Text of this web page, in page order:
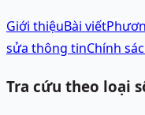
Giới thiệuBài viết
sửa thông tinChính
Tra cứu theo loại